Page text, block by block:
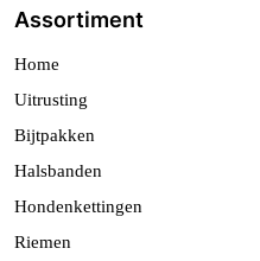
Assortiment
Home
Uitrusting
Bijtpakken
Halsbanden
Hondenkettingen
Riemen